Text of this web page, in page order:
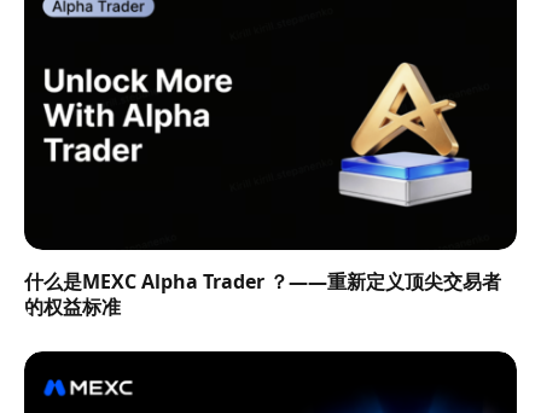
什么是MEXC Alpha Trader ？——重新定义顶尖交易者
的权益标准